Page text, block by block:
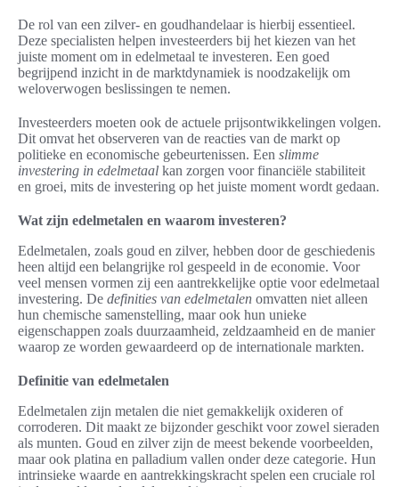
De rol van een zilver- en goudhandelaar is hierbij essentieel.
Deze specialisten helpen investeerders bij het kiezen van het
juiste moment om in edelmetaal te investeren. Een goed
begrijpend inzicht in de marktdynamiek is noodzakelijk om
weloverwogen beslissingen te nemen.
Investeerders moeten ook de actuele prijsontwikkelingen volgen.
Dit omvat het observeren van de reacties van de markt op
politieke en economische gebeurtenissen. Een slimme
investering in edelmetaal kan zorgen voor financiële stabiliteit
en groei, mits de investering op het juiste moment wordt gedaan.
Wat zijn edelmetalen en waarom investeren?
Edelmetalen, zoals goud en zilver, hebben door de geschiedenis
heen altijd een belangrijke rol gespeeld in de economie. Voor
veel mensen vormen zij een aantrekkelijke optie voor edelmetaal
investering. De definities van edelmetalen omvatten niet alleen
hun chemische samenstelling, maar ook hun unieke
eigenschappen zoals duurzaamheid, zeldzaamheid en de manier
waarop ze worden gewaardeerd op de internationale markten.
Definitie van edelmetalen
Edelmetalen zijn metalen die niet gemakkelijk oxideren of
corroderen. Dit maakt ze bijzonder geschikt voor zowel sieraden
als munten. Goud en zilver zijn de meest bekende voorbeelden,
maar ook platina en palladium vallen onder deze categorie. Hun
intrinsieke waarde en aantrekkingskracht spelen een cruciale rol